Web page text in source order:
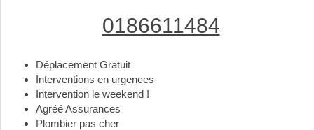
0186611484
Déplacement Gratuit
Interventions en urgences
Intervention le weekend !
Agréé Assurances
Plombier pas cher